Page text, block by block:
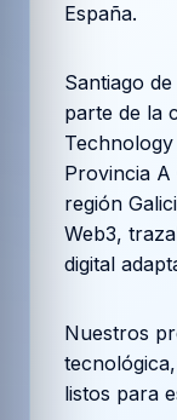
España.
Santiago
parte de la
Provincia A
región
Web3,
digital
Nuestros
listos para